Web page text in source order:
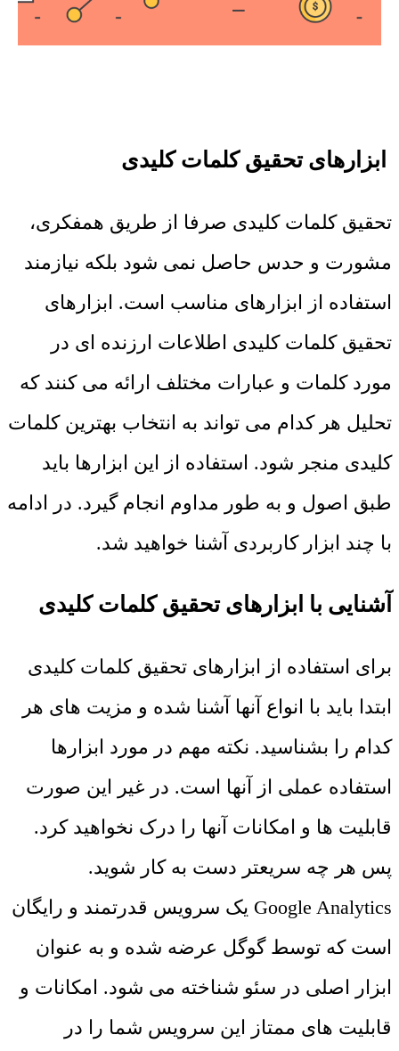
ابزارهای تحقیق کلمات کلیدی
تحقیق کلمات کلیدی صرفا از طریق همفکری،
مشورت و حدس حاصل نمی شود بلکه نیازمند
استفاده از ابزارهای مناسب است. ابزارهای
تحقیق کلمات کلیدی اطلاعات ارزنده ای در
مورد کلمات و عبارات مختلف ارائه می کنند که
تحلیل هر کدام می تواند به انتخاب بهترین کلمات
کلیدی منجر شود. استفاده از این ابزارها باید
طبق اصول و به طور مداوم انجام گیرد. در ادامه
با چند ابزار کاربردی آشنا خواهید شد.
آشنایی با ابزارهای تحقیق کلمات کلیدی
برای استفاده از ابزارهای تحقیق کلمات کلیدی
ابتدا باید با انواع آنها آشنا شده و مزیت های هر
کدام را بشناسید. نکته مهم در مورد ابزارها
استفاده عملی از آنها است. در غیر این صورت
قابلیت ها و امکانات آنها را درک نخواهید کرد.
پس هر چه سریعتر دست به کار شوید.
Google Analytics یک سرویس قدرتمند و رایگان
است که توسط گوگل عرضه شده و به عنوان
ابزار اصلی در سئو شناخته می شود. امکانات و
قابلیت های ممتاز این سرویس شما را در